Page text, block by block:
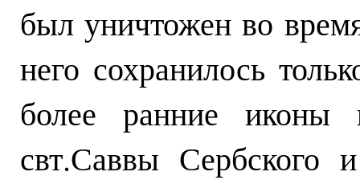
был уничтожен во
него сохранилось
более ранние иконы
свт.Саввы Сербского